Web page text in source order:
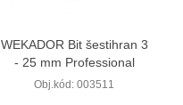
WEKADOR Bit šestihran 3
- 25 mm Professional
Obj.kód: 003511